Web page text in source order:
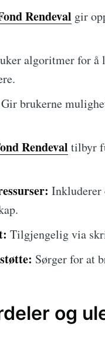
Rendeval gir
algoritmer for å
Gir brukerne
Rendeval tilbyr
Inkluderer
Tilgjengelig via
Sørger for at
og